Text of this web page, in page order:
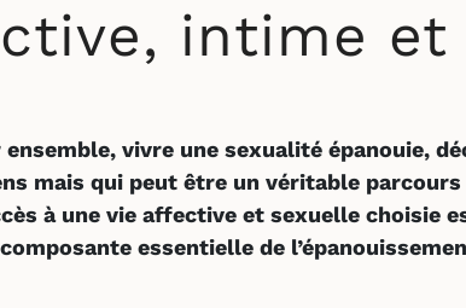
intime et
vivre une sexualité épanouie,
mais qui peut être un véritable
à une vie affective et sexuelle choisie
essentielle de